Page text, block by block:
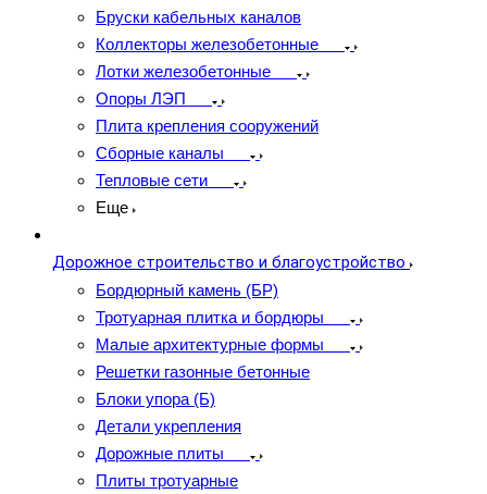
Бруски кабельных каналов
Коллекторы железобетонные
Лотки железобетонные
Опоры ЛЭП
Плита крепления сооружений
Сборные каналы
Тепловые сети
Еще
Дорожное строительство и благоустройство
Бордюрный камень (БР)
Тротуарная плитка и бордюры
Малые архитектурные формы
Решетки газонные бетонные
Блоки упора (Б)
Детали укрепления
Дорожные плиты
Плиты тротуарные